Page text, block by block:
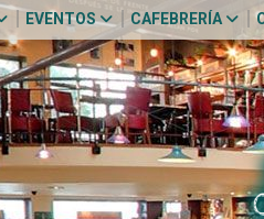
EVENTOS CAFEBRERÍA